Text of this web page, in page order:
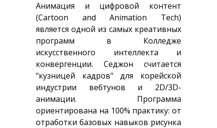
Анимация и цифровой контент
(Cartoon and Animation Tech)
является одной из самых креативных
программ в Колледже
искусственного интеллекта и
конвергенции. Седжон считается
"кузницей кадров" для корейской
индустрии вебтунов и 2D/3D-
анимации. Программа
ориентирована на 100% практику: от
отработки базовых навыков рисунка